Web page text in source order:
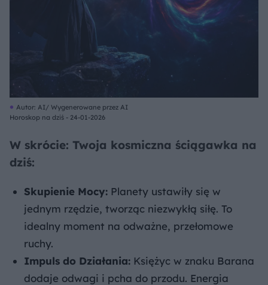
Autor: AI/ Wygenerowane przez AI
Horoskop na dziś - 24-01-2026
W skrócie: Twoja kosmiczna ściągawka na
dziś:
Skupienie Mocy: Planety ustawiły się w
jednym rzędzie, tworząc niezwykłą siłę. To
idealny moment na odważne, przełomowe
ruchy.
Impuls do Działania: Księżyc w znaku Barana
dodaje odwagi i pcha do przodu. Energia